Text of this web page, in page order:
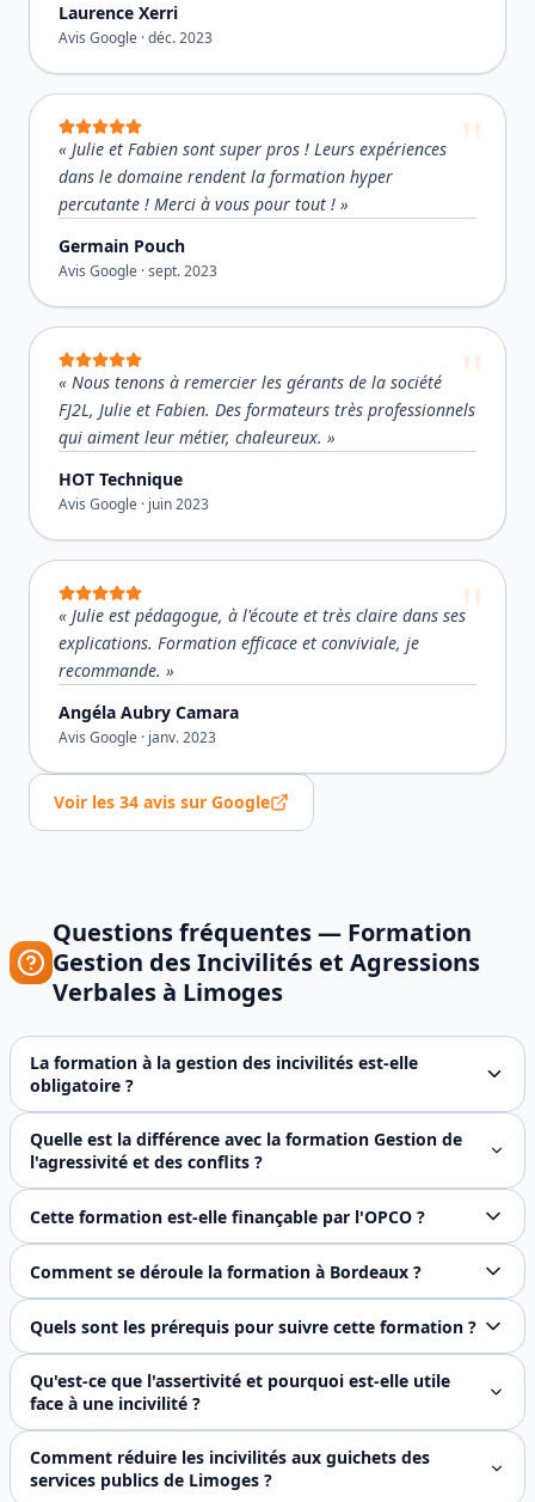
Laurence Xerri
Avis Google ·déc. 2023
« Julie et Fabien sont super pros ! Leurs expériences
dans le domaine rendent la formation hyper
percutante ! Merci à vous pour tout ! »
Germain Pouch
Avis Google ·sept. 2023
« Nous tenons à remercier les gérants de la société
FJ2L, Julie et Fabien. Des formateurs très professionnels
qui aiment leur métier, chaleureux. »
HOT Technique
Avis Google · juin 2023
« Julie est pédagogue, à l'écoute et très claire dans ses
explications. Formation efficace et conviviale, je
recommande. »
Angéla Aubry Camara
Avis Google · janv. 2023
Voir les 34 avis sur Google
Questions fréquentes — Formation
Gestion des Incivilités et Agressions
Verbalesà Limoges
La formation à la gestion des incivilités est-elle
obligatoire ?
Il n'existe pas d'obligation légale imposant
Quelle est la différence avec la formation Gestion de
l'agressivité et des conflits ?
La formation Gestion des incivilités et agressions
Cette formation est-elle finançable par l'OPCO ?
Oui. En tant qu'organisme certifié Qualiopi, FJ
Comment se déroule la formation à Bordeaux ?
La formation se déroule sur 2 jours (14 heures), en
Quels sont les prérequis pour suivre cette formation ?
Aucun prérequis n'est exigé. La formation s'adresse à
Qu'est-ce que l'assertivité et pourquoi est-elle utile
face à une incivilité ?
L'assertivité est la capacité à exprimer son point de vue
Comment réduire les incivilités aux guichets des
services publics de Limoges ?